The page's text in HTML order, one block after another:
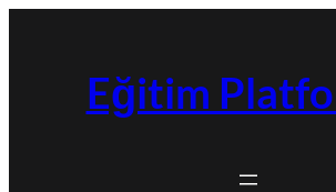
Eğitim